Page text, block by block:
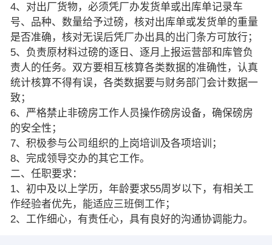
4、对出厂货物，必须凭厂办发货单或出库单记录车
号、品种、数量给予过磅，核对出库单或发货单的重量
是否准确，核对无误后凭厂办出具的出门条方可放行；
5、负责原材料过磅的逐日、逐月上报运营部和库管负
责人的任务。双方要相互核算各类数据的准确性，认真
统计核算不得有误，各类数据要与财务部门会计数据一
致；
6、严格禁止非磅房工作人员操作磅房设备，确保磅房
的安全性；
7、积极参与公司组织的上岗培训及各项培训；
8、完成领导交办的其它工作。
二、任职要求：
1、初中及以上学历，年龄要求55周岁以下，有相关工
作经验者优先，能适应三班倒工作；
2、工作细心，有责任心，具有良好的沟通协调能力。